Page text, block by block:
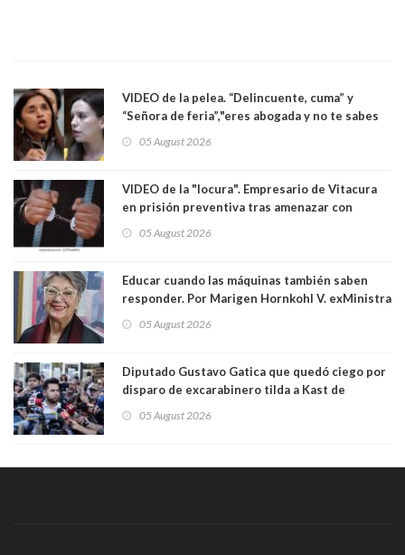
VIDEO de la pelea. “Delincuente, cuma” y
“Señora de feria”,"eres abogada y no te sabes
senadoras Camila Flores y Fabiola Campillai en
05 August 2026
VIDEO de la "locura". Empresario de Vitacura
en prisión preventiva tras amenazar con
Los persiguió en potente camioneta
05 August 2026
Educar cuando las máquinas también saben
responder. Por Marigen Hornkohl V. exMinistra
05 August 2026
Diputado Gustavo Gatica que quedó ciego por
disparo de excarabinero tilda a Kast de
absolución del exuniformado. Presidente DC
05 August 2026